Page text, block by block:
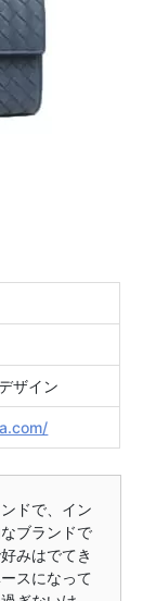
ザイン
ドで、イン
ブランドで
みはでてき
スになって